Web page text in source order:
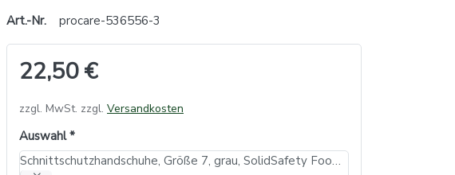
Art.-Nr.
procare-536556-3
22,50 €
zzgl. MwSt. zzgl. Versandkosten
Auswahl
Schnittschutzhandschuhe, Größe 7, grau, SolidSafety Food Cut (VE: 6, Inhalt: 1 Paar)